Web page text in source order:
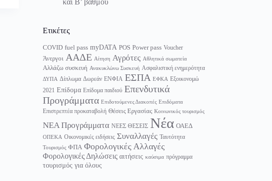
Ετικέτες
COVID fuel pass myDATA POS Power pass Voucher
Άνεργοι ΑΑΔΕ Αίτηση Αγρότες Αθλητικά σωματεία
Αλλάζω συσκευή Ανακυκλώνω Συσκευή Ασφαλιστική ενημερότητα
ΔΥΠΑ Δίπλωμα Δωρεάν ΕΝΦΙΑ ΕΣΠΑ ΕΦΚΑ Εξοικονομώ
2021 Επίδομα Επίδομα παιδιού Επενδυτικά
Προγράμματα Επιδοτούμενες Διακοπές Επιδόματα
Επιστρεπτέα προκαταβολή Θέσεις Εργασίας Κοινωνικός τουρισμός
ΝΕΑ Προγράμματα ΝΕΕΣ ΘΕΣΕΙΣ Νέα ΟΑΕΔ
ΟΠΕΚΑ Οικονομικές ειδήσεις Συναλλαγές Ταυτότητα
Τουρισμός ΦΠΑ Φορολογικές Αλλαγές
Φορολογικές Δηλώσεις αιτήσεις καύσιμα πρόγραμμα
τουρισμός για όλους